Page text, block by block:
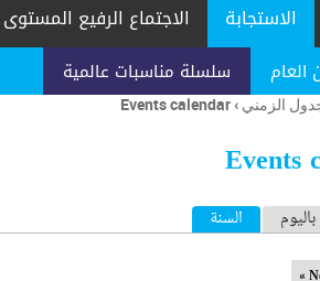
الاستجابة
العام سلسلة مناسبات عالمية
الاجتماع الرفيع المستوى
الزمني ›
Events calendar
Events
باليوم السنة (علامة التبويب النشطة)